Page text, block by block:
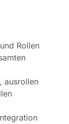
Rollen
ausrollen